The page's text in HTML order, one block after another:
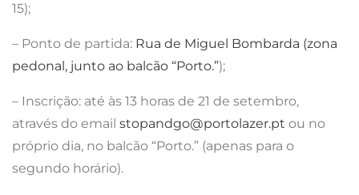
15);
– Ponto de partida: Rua de Miguel Bombarda (zona
pedonal, junto ao balcão “Porto.”);
– Inscrição: até às 13 horas de 21 de setembro,
através do email stopandgo@portolazer.pt ou no
próprio dia, no balcão “Porto.” (apenas para o
segundo horário).